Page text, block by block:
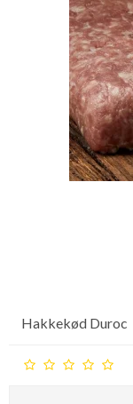
Hakkekød Duroc